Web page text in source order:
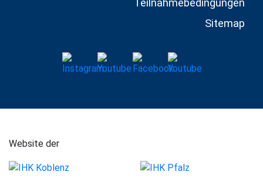
Teilnahmebedingungen
Sitemap
Website der